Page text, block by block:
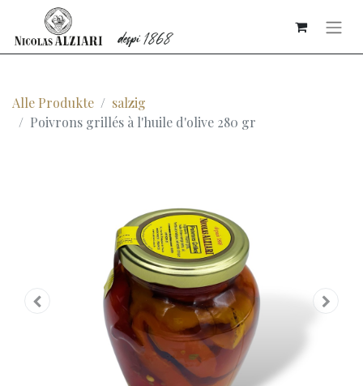
Alle Produkte
salzig
Poivrons grillés à l'huile d'olive 280 gr